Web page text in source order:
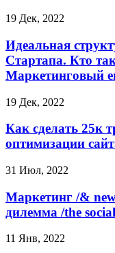
19 Дек, 2022
Идеальная
Стартапа. Кто
Маркетинговый
19 Дек, 2022
Как сделать 25к
оптимизации
31 Июл, 2022
Маркетинг /&
дилемма /the social
11 Янв, 2022